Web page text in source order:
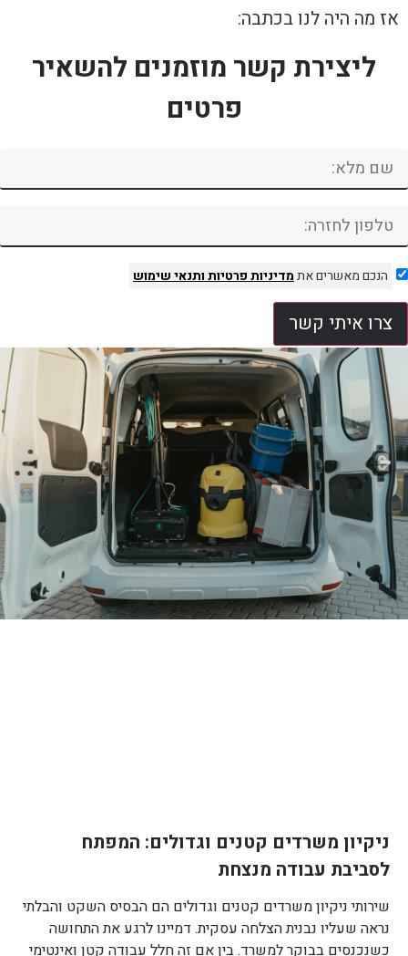
אז מה היה לנו בכתבה:
ליצירת קשר מוזמנים להשאיר
פרטים
הנכם מאשרים אתמדיניות פרטיותותנאי שימוש
צרו איתי קשר
ניקיון משרדים קטנים וגדולים: המפתח
לסביבת עבודה מנצחת
שירותי ניקיון משרדים קטנים וגדולים הם הבסיס השקט והבלתי
נראה שעליו נבנית הצלחה עסקית. דמיינו לרגע את התחושה
כשנכנסים בבוקר למשרד. בין אם זה חלל עבודה קטן ואינטימי